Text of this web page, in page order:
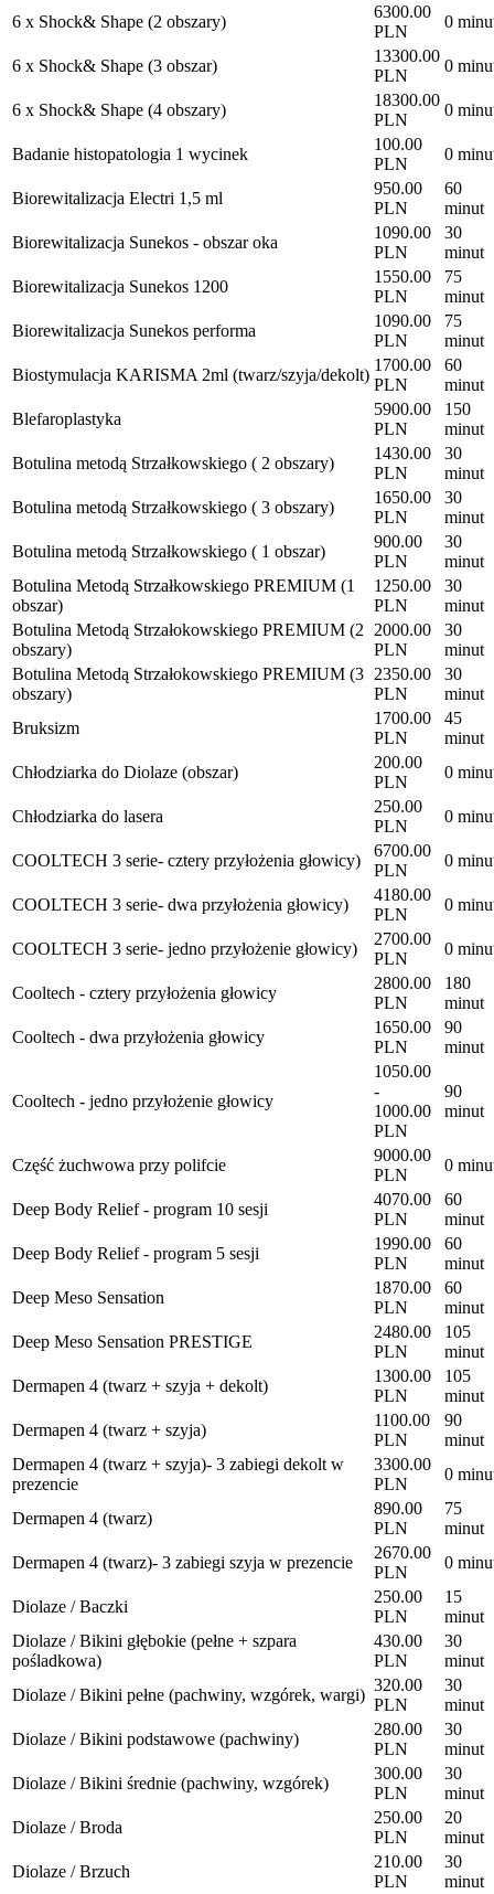
6 x Shock& Shape (2 obszary)
6300.00
PLN
0
6 x Shock& Shape (3 obszar)
13300.00
PLN
0
6 x Shock& Shape (4 obszary)
18300.00
PLN
0
Badanie histopatologia 1 wycinek
100.00
PLN
0
Biorewitalizacja Electri 1,5 ml
950.00
PLN
60
minut
Biorewitalizacja Sunekos - obszar oka
1090.00
PLN
30
minut
Biorewitalizacja Sunekos 1200
1550.00
PLN
75
minut
Biorewitalizacja Sunekos performa
1090.00
PLN
75
minut
Biostymulacja KARISMA 2ml (twarz/szyja/dekolt)
1700.00
PLN
60
minut
Blefaroplastyka
5900.00
PLN
150
minut
Botulina metodą Strzałkowskiego ( 2 obszary)
1430.00
PLN
30
minut
Botulina metodą Strzałkowskiego ( 3 obszary)
1650.00
PLN
30
minut
Botulina metodą Strzałkowskiego ( 1 obszar)
900.00
PLN
30
minut
Botulina Metodą Strzałkowskiego PREMIUM (1
obszar)
1250.00
PLN
30
minut
Botulina Metodą Strzałokowskiego PREMIUM (2
obszary)
2000.00
PLN
30
minut
Botulina Metodą Strzałokowskiego PREMIUM (3
obszary)
2350.00
PLN
30
minut
Bruksizm
1700.00
PLN
45
minut
Chłodziarka do Diolaze (obszar)
200.00
PLN
0
Chłodziarka do lasera
250.00
PLN
0
COOLTECH 3 serie- cztery przyłożenia głowicy)
6700.00
PLN
0
COOLTECH 3 serie- dwa przyłożenia głowicy)
4180.00
PLN
0
COOLTECH 3 serie- jedno przyłożenie głowicy)
2700.00
PLN
0
Cooltech - cztery przyłożenia głowicy
2800.00
PLN
180
minut
Cooltech - dwa przyłożenia głowicy
1650.00
PLN
90
minut
Cooltech - jedno przyłożenie głowicy
1050.00
-
1000.00
PLN
90
minut
Część żuchwowa przy polifcie
9000.00
PLN
0
Deep Body Relief - program 10 sesji
4070.00
PLN
60
minut
Deep Body Relief - program 5 sesji
1990.00
PLN
60
minut
Deep Meso Sensation
1870.00
PLN
60
minut
Deep Meso Sensation PRESTIGE
2480.00
PLN
105
minut
Dermapen 4 (twarz + szyja + dekolt)
1300.00
PLN
105
minut
Dermapen 4 (twarz + szyja)
1100.00
PLN
90
minut
Dermapen 4 (twarz + szyja)- 3 zabiegi dekolt w
prezencie
3300.00
PLN
0
Dermapen 4 (twarz)
890.00
PLN
75
minut
Dermapen 4 (twarz)- 3 zabiegi szyja w prezencie
2670.00
PLN
0
Diolaze / Baczki
250.00
PLN
15
minut
Diolaze / Bikini głębokie (pełne + szpara
pośladkowa)
430.00
PLN
30
minut
Diolaze / Bikini pełne (pachwiny, wzgórek, wargi)
320.00
PLN
30
minut
Diolaze / Bikini podstawowe (pachwiny)
280.00
PLN
30
minut
Diolaze / Bikini średnie (pachwiny, wzgórek)
300.00
PLN
30
minut
Diolaze / Broda
250.00
PLN
20
minut
Diolaze / Brzuch
210.00
PLN
30
minut